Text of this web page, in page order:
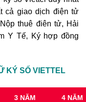
cả giao dịch điện tử
thuê điên tử, Hải
Y Tế, Ký hợp đồng
KÝ SỐ VIETTEL
3 NĂM 4 NĂM